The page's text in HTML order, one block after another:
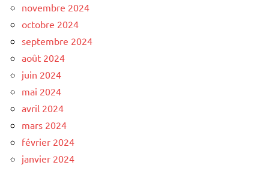
novembre 2024
octobre 2024
septembre 2024
août 2024
juin 2024
mai 2024
avril 2024
mars 2024
février 2024
janvier 2024